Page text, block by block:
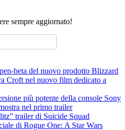
sempre aggiornato!
beta del nuovo prodotto Blizzard
Croft nel nuovo film dedicato a
più potente della console Sony
nel primo trailer
trailer di Suicide Squad
di Rogue One: A Star Wars